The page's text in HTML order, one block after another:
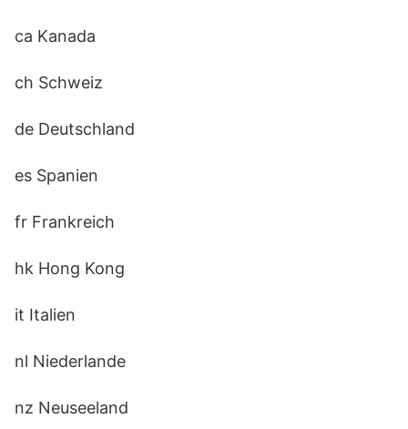
ca Kanada
ch Schweiz
de Deutschland
es Spanien
fr Frankreich
hk Hong Kong
it Italien
nl Niederlande
nz Neuseeland